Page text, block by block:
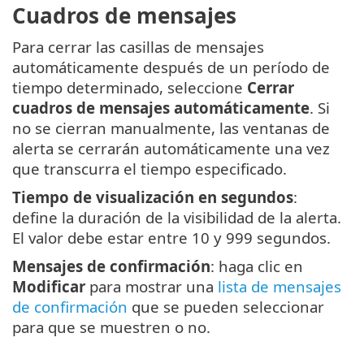
Cuadros de mensajes
Para cerrar las casillas de mensajes
automáticamente después de un período de
tiempo determinado, seleccione Cerrar
cuadros de mensajes automáticamente. Si
no se cierran manualmente, las ventanas de
alerta se cerrarán automáticamente una vez
que transcurra el tiempo especificado.
Tiempo de visualización en segundos:
define la duración de la visibilidad de la alerta.
El valor debe estar entre 10 y 999 segundos.
Mensajes de confirmación: haga clic en
Modificar para mostrar una lista de mensajes
de confirmación que se pueden seleccionar
para que se muestren o no.